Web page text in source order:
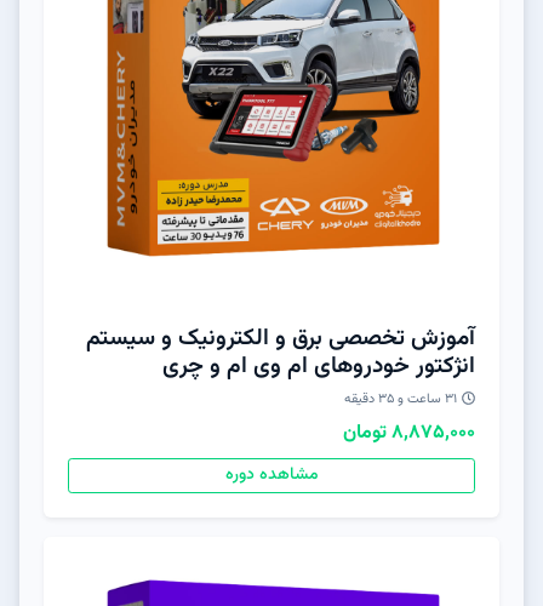
آموزش تخصصی برق و الکترونیک و سیستم
انژکتور خودروهای ام وی ام و چری
31 ساعت و 3۵ دقیقه
8,875,000 تومان
مشاهده دوره